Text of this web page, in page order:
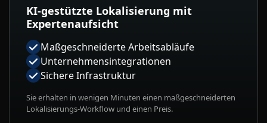
KI-gestützte Lokalisierung mit
Expertenaufsicht
Maßgeschneiderte Arbeitsabläufe
Unternehmensintegrationen
Sichere Infrastruktur
Sie erhalten in wenigen Minuten einen maßgeschneiderten
Lokalisierungs-Workflow und einen Preis.